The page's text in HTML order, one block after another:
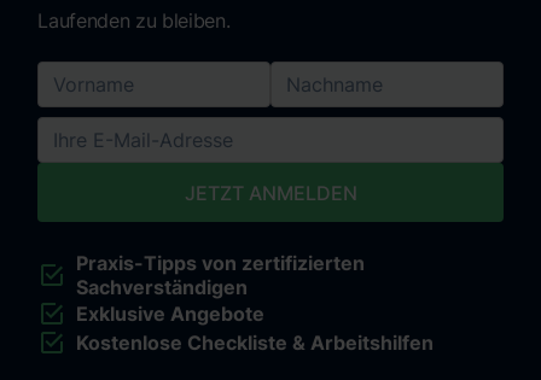
Laufenden zu bleiben.
Praxis-Tipps von zertifizierten
Sachverständigen
Exklusive Angebote
Kostenlose Checkliste & Arbeitshilfen